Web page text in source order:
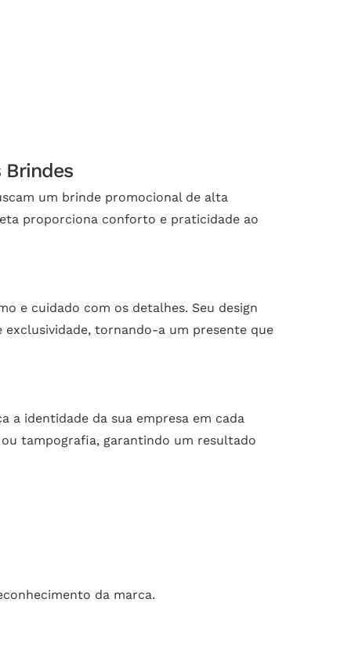
Brindes
um brinde promocional de alta
proporciona conforto e praticidade ao
e cuidado com os detalhes. Seu design
tornando-a um presente que
a identidade da sua empresa em cada
tampografia, garantindo um resultado
da marca.